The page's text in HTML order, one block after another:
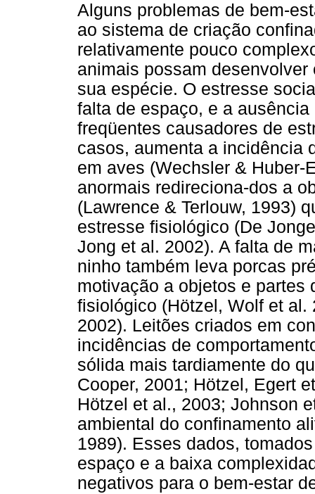
Alguns problemas de bem-
ao sistema de criação
relativamente pouco
animais possam
sua espécie. O estresse
falta de espaço, e a
freqüentes causadores de
casos, aumenta a incidência
em aves (Wechsler & Huber-
anormais redireciona-dos a
(Lawrence & Terlouw, 1993)
estresse fisiológico (De
Jong et al. 2002). A falta de
ninho também leva porcas
motivação a objetos e partes
fisiológico (Hötzel, Wolf et
2002). Leitões criados em
incidências de
sólida mais tardiamente do
Cooper, 2001; Hötzel, Egert
Hötzel et al., 2003; Johnson
ambiental do confinamento
1989). Esses dados,
espaço e a baixa
negativos para o bem-estar